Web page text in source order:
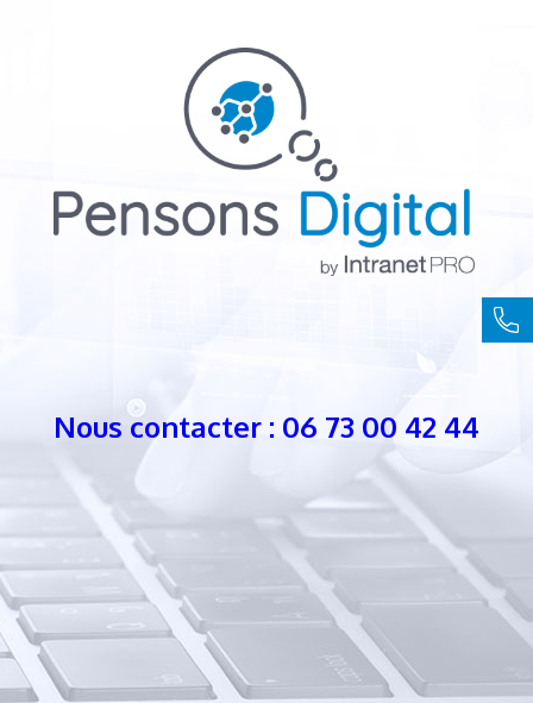
Nous contacter : 06 73 00 42 44